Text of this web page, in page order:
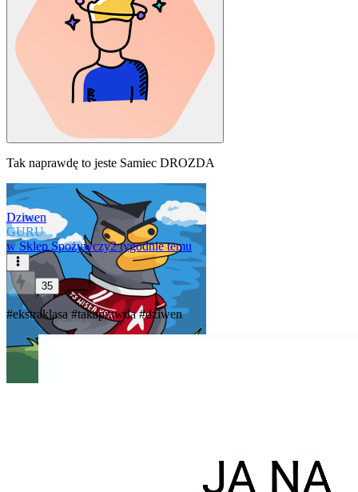
Tak naprawdę to jeste Samiec DROZDA
Dziwen
GURU
w Sklep Spożywczy2 tygodnie temu
35
#ekstraklasa #takaprawda #dziwen